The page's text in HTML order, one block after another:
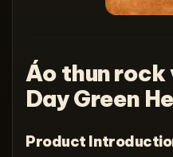
Áo thun rock
Day Green
Product